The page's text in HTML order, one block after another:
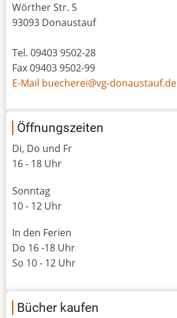
Wörther Str. 5
93093 Donaustauf
Tel. 09403 9502-28
Fax 09403 9502-99
E-Mail buecherei@vg-donaustauf.de
Öffnungszeiten
Di, Do und Fr
16 - 18 Uhr
Sonntag
10 - 12 Uhr
In den Ferien
Do 16 -18 Uhr
So 10 - 12 Uhr
Bücher kaufen